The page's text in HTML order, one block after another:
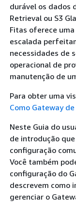
durável os dados
Retrieval ou S3
Fitas oferece
escalada
necessidades de
operacional de
manutenção de
Para obter uma
Como Gateway
Neste Guia do
de introdução
configuração
Você também
configuração do
descrevem como
gerenciar o